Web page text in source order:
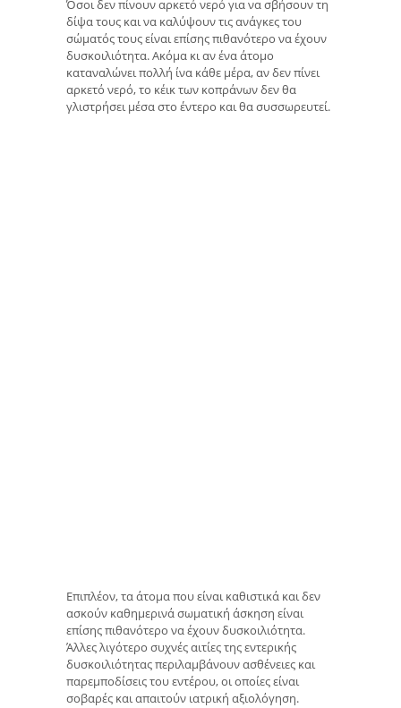
Όσοι δεν πίνουν αρκετό νερό για να σβήσουν τη
δίψα τους και να καλύψουν τις ανάγκες του
σώματός τους είναι επίσης πιθανότερο να έχουν
δυσκοιλιότητα. Ακόμα κι αν ένα άτομο
καταναλώνει πολλή ίνα κάθε μέρα, αν δεν πίνει
αρκετό νερό, το κέικ των κοπράνων δεν θα
γλιστρήσει μέσα στο έντερο και θα συσσωρευτεί.
Επιπλέον, τα άτομα που είναι καθιστικά και δεν
ασκούν καθημερινά σωματική άσκηση είναι
επίσης πιθανότερο να έχουν δυσκοιλιότητα.
Άλλες λιγότερο συχνές αιτίες της εντερικής
δυσκοιλιότητας περιλαμβάνουν ασθένειες και
παρεμποδίσεις του εντέρου, οι οποίες είναι
σοβαρές και απαιτούν ιατρική αξιολόγηση.